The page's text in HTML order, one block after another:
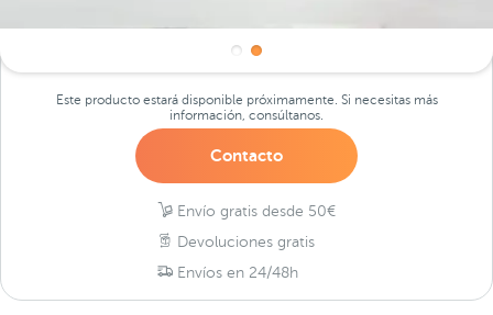
Este producto estará disponible próximamente. Si necesitas más
información, consúltanos.
Contacto
Envío gratis desde 50€
Devoluciones gratis
Envíos en 24/48h